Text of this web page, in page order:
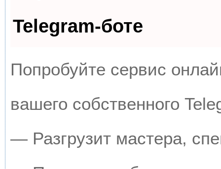
Telegram-боте
Попробуйте сервис
вашего собственного
— Разгрузит мастера,